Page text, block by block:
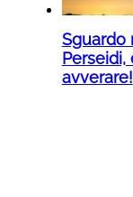
Sguardo
avverare!